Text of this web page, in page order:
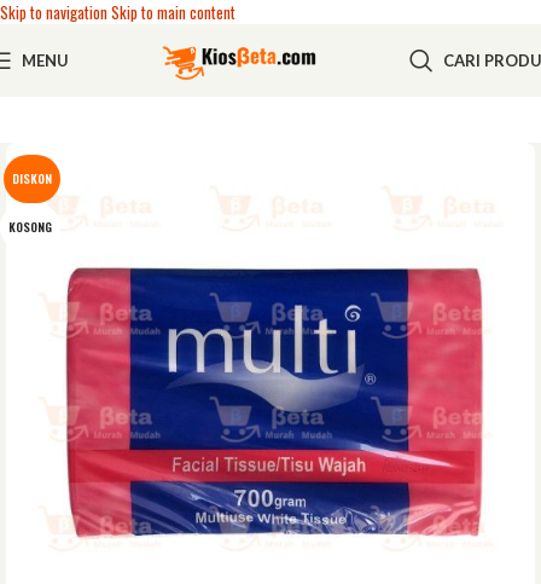
Skip to navigationSkip to main content
MENU CARI
DISKON
KOSONG